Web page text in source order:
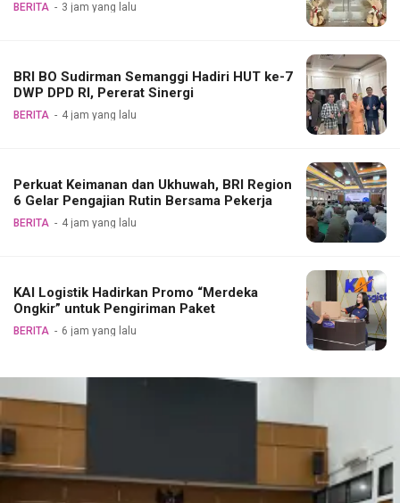
BERITA 3 jam yang lalu
BRI BO Sudirman Semanggi Hadiri HUT ke-7
DWP DPD RI, Pererat Sinergi
BERITA 4 jam yang lalu
Perkuat Keimanan dan Ukhuwah, BRI Region
6 Gelar Pengajian Rutin Bersama Pekerja
BERITA 4 jam yang lalu
KAI Logistik Hadirkan Promo “Merdeka
Ongkir” untuk Pengiriman Paket
BERITA 6 jam yang lalu